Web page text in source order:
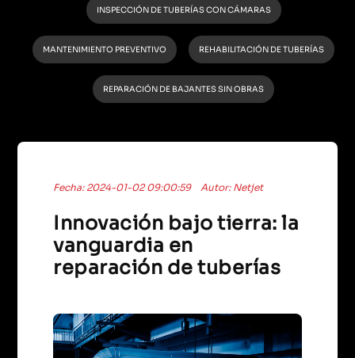
INSPECCIÓN DE TUBERÍAS CON CÁMARAS
MANTENIMIENTO PREVENTIVO REHABILITACIÓN DE TUBERÍAS
REPARACIÓN DE BAJANTES SIN OBRAS
Fecha: 2024-01-02 09:00:59 Autor: Netjet
Innovación bajo tierra: la
vanguardia en
reparación de tuberías